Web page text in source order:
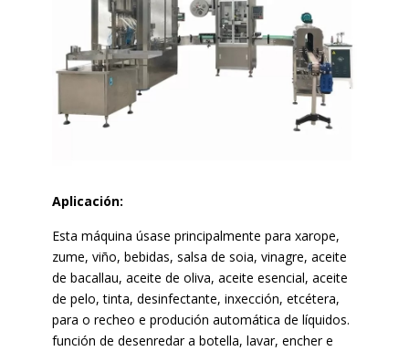
Aplicación:
Esta máquina úsase principalmente para xarope,
zume, viño, bebidas, salsa de soia, vinagre, aceite
de bacallau, aceite de oliva, aceite esencial, aceite
de pelo, tinta, desinfectante, inxección, etcétera,
para o recheo e produción automática de líquidos.
función de desenredar a botella, lavar, encher e